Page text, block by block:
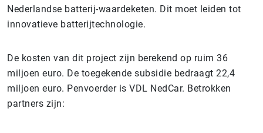
Nederlandse batterij-waardeketen. Dit moet leiden tot
innovatieve batterijtechnologie.
De kosten van dit project zijn berekend op ruim 36
miljoen euro. De toegekende subsidie bedraagt 22,4
miljoen euro. Penvoerder is VDL NedCar. Betrokken
partners zijn: